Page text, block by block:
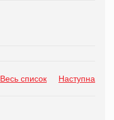
Весь список Наступна